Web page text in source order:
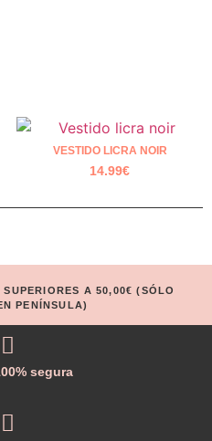
VESTIDO LICRA NOIR
14.99€
A 50,00€ (SÓLO
PENÍNSULA)
segura